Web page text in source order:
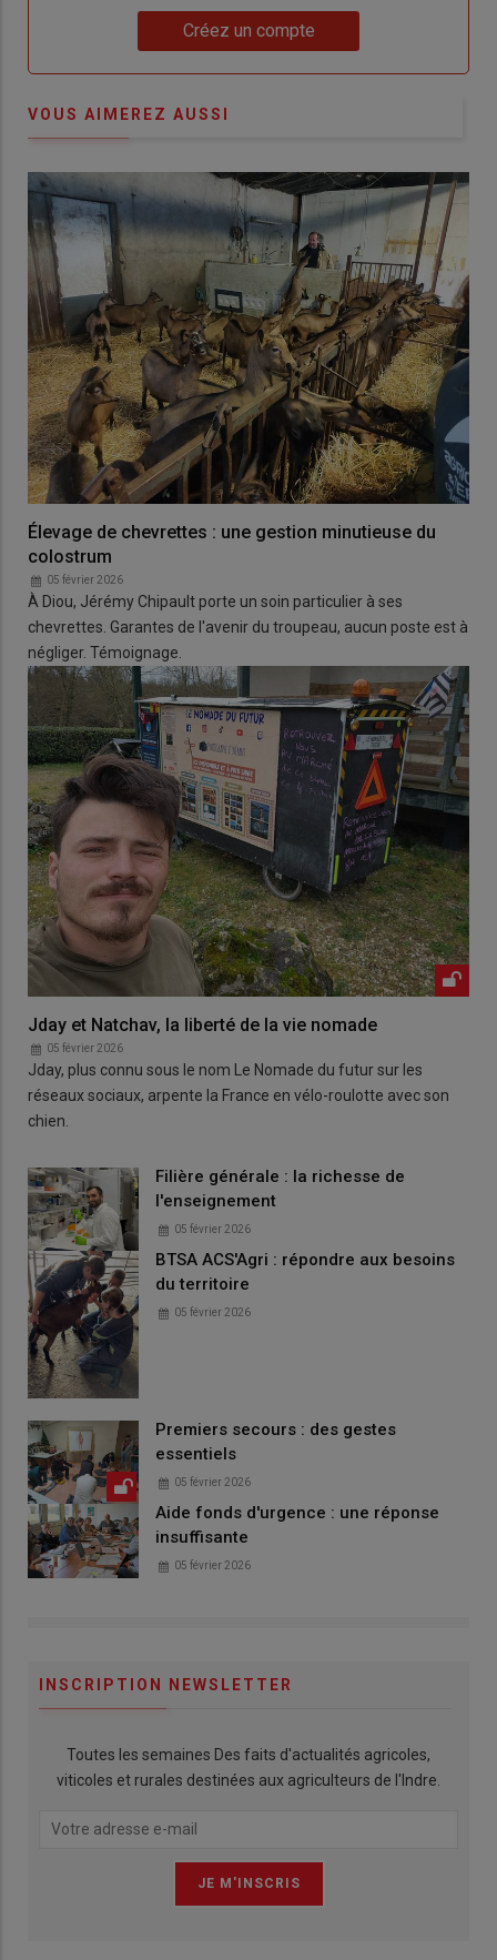
Créez un compte
VOUS AIMEREZ AUSSI
Élevage de chevrettes : une gestion minutieuse du
colostrum
05 février 2026
À Diou, Jérémy Chipault porte un soin particulier à ses
chevrettes. Garantes de l'avenir du troupeau, aucun poste est à
négliger. Témoignage.
Jday et Natchav, la liberté de la vie nomade
05 février 2026
Jday, plus connu sous le nom Le Nomade du futur sur les
réseaux sociaux, arpente la France en vélo-roulotte avec son
chien.
Filière générale : la richesse de
l'enseignement
05 février 2026
BTSA ACS'Agri : répondre aux besoins
du territoire
05 février 2026
Premiers secours : des gestes
essentiels
05 février 2026
Aide fonds d'urgence : une réponse
insuffisante
05 février 2026
INSCRIPTION NEWSLETTER
Toutes les semaines Des faits d'actualités agricoles,
viticoles et rurales destinées aux agriculteurs de l'Indre.